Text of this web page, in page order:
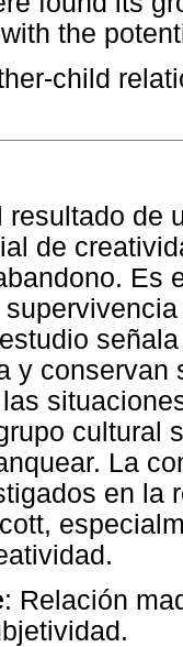
the
child
resultado de
de
Es
y
cultural
La
en la
: Relación